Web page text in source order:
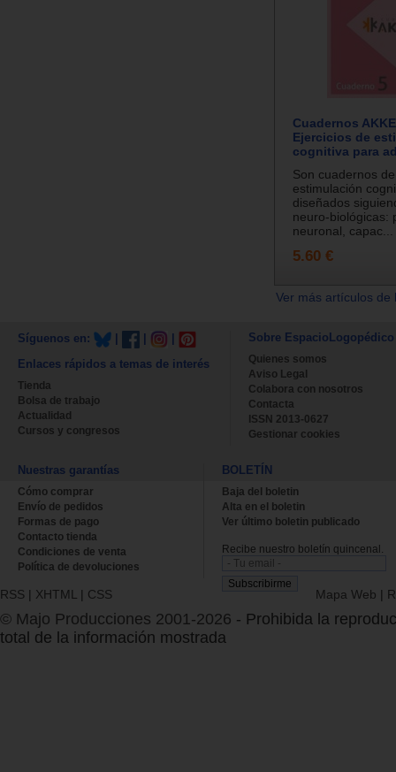
Cuadernos
Ejercicios de
cognitiva para
Son cuadernos
estimulación
diseñados
neuro-biológicas:
neuronal, capac...
5.60 €
Ver más artículos
Síguenos en:
Enlaces rápidos a temas de interés
Tienda
Bolsa de trabajo
Actualidad
Cursos y congresos
Sobre EspacioLogopédico
Quienes somos
Aviso Legal
Colabora con nosotros
Contacta
ISSN 2013-0627
Gestionar cookies
Nuestras garantías
Cómo comprar
Envío de pedidos
Formas de pago
Contacto tienda
Condiciones de venta
Política de devoluciones
BOLETÍN
Baja del boletin
Alta en el boletin
Ver último boletin publicado
Recibe nuestro boletín quincenal.
RSS | XHTML | CSS Mapa Web |
© Majo Producciones 2001-2026 - Prohibida la
total de la información mostrada